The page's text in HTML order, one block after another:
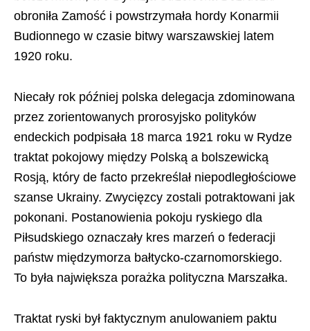
obroniła Zamość i powstrzymała hordy Konarmii
Budionnego w czasie bitwy warszawskiej latem
1920 roku.
Niecały rok później polska delegacja zdominowana
przez zorientowanych prorosyjsko polityków
endeckich podpisała 18 marca 1921 roku w Rydze
traktat pokojowy między Polską a bolszewicką
Rosją, który de facto przekreślał niepodległościowe
szanse Ukrainy. Zwycięzcy zostali potraktowani jak
pokonani. Postanowienia pokoju ryskiego dla
Piłsudskiego oznaczały kres marzeń o federacji
państw międzymorza bałtycko-czarnomorskiego.
To była największa porażka polityczna Marszałka.
Traktat ryski był faktycznym anulowaniem paktu